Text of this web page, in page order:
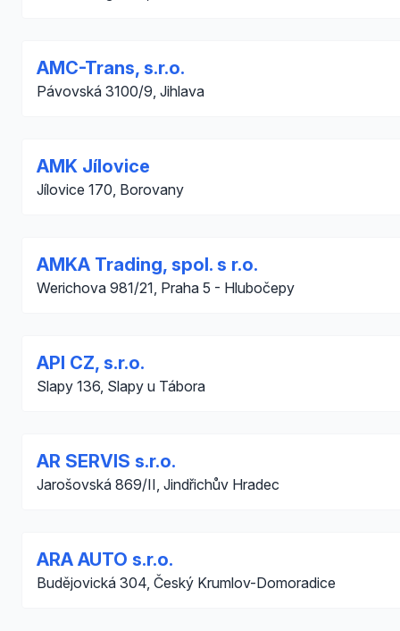
AMC-Trans, s.r.o.
Pávovská 3100/9, Jihlava
AMK Jílovice
Jílovice 170, Borovany
AMKA Trading, spol. s r.o.
Werichova 981/21, Praha 5 - Hlubočepy
API CZ, s.r.o.
Slapy 136, Slapy u Tábora
AR SERVIS s.r.o.
Jarošovská 869/II, Jindřichův Hradec
ARA AUTO s.r.o.
Budějovická 304, Český Krumlov-Domoradice